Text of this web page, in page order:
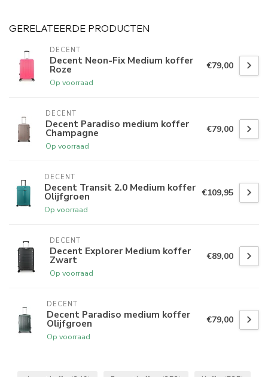
GERELATEERDE PRODUCTEN
DECENT
Decent Neon-Fix Medium koffer
Roze
Op voorraad
€79,00
DECENT
Decent Paradiso medium koffer
Champagne
Op voorraad
€79,00
DECENT
Decent Transit 2.0 Medium koffer
Olijfgroen
Op voorraad
€109,95
DECENT
Decent Explorer Medium koffer
Zwart
Op voorraad
€89,00
DECENT
Decent Paradiso medium koffer
Olijfgroen
Op voorraad
€79,00